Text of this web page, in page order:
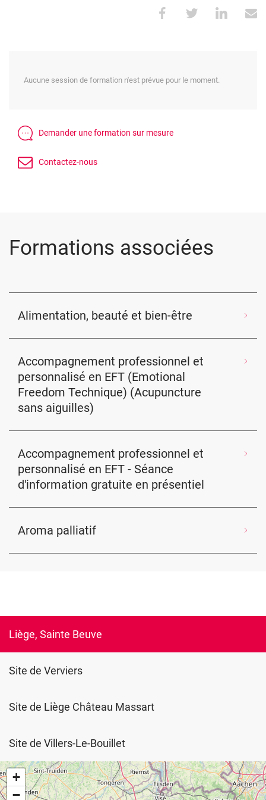
Aucune session de formation n'est prévue pour le moment.
Formations associées
Alimentation, beauté et bien-être
Accompagnement professionnel et
personnalisé en EFT (Emotional
Freedom Technique) (Acupuncture
sans aiguilles)
Accompagnement professionnel et
personnalisé en EFT - Séance
d'information gratuite en présentiel
Aroma palliatif
+
−
Liège, Sainte Beuve
Site de Verviers
Site de Liège Château Massart
Site de Villers-Le-Bouillet